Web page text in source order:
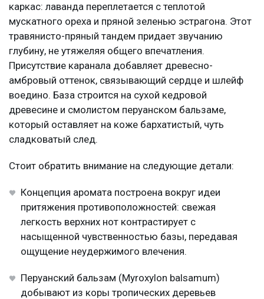
каркас: лаванда переплетается с теплотой
мускатного ореха и пряной зеленью эстрагона. Этот
травянисто-пряный тандем придает звучанию
глубину, не утяжеляя общего впечатления.
Присутствие каранала добавляет древесно-
амбровый оттенок, связывающий сердце и шлейф
воедино. База строится на сухой кедровой
древесине и смолистом перуанском бальзаме,
который оставляет на коже бархатистый, чуть
сладковатый след.
Стоит обратить внимание на следующие детали:
Концепция аромата построена вокруг идеи
притяжения противоположностей: свежая
легкость верхних нот контрастирует с
насыщенной чувственностью базы, передавая
ощущение неудержимого влечения.
Перуанский бальзам (Myroxylon balsamum)
добывают из коры тропических деревьев